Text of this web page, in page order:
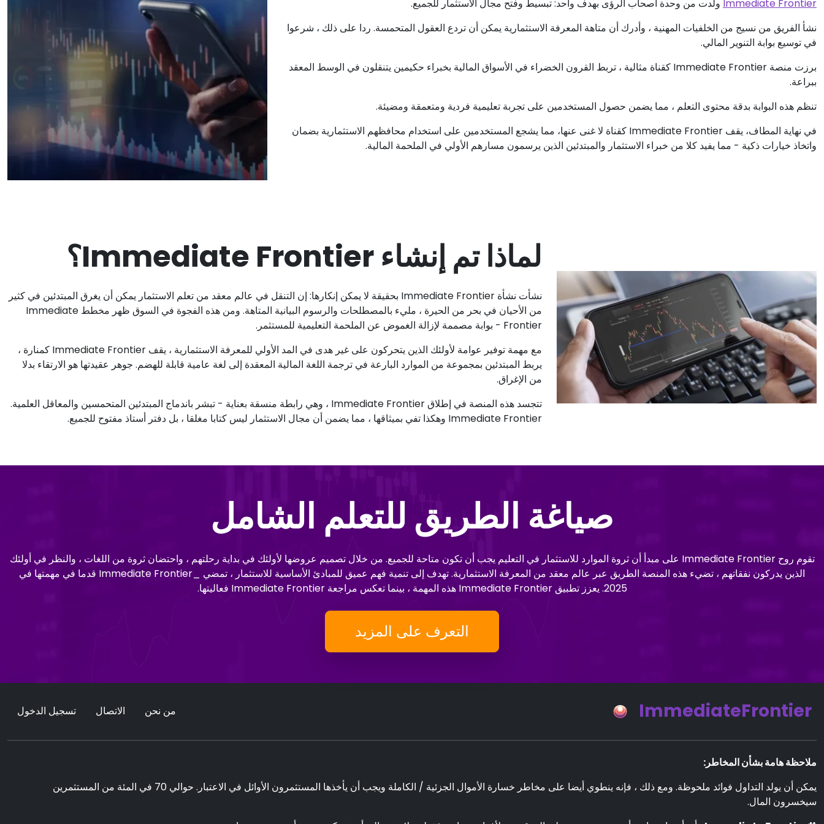
Immediate Frontier ولدت من وحدة أصحاب الرؤى بهدف واحد: تبسيط وفتح مجال الاستثمار للجميع.
نشأ الفريق من نسيج من الخلفيات المهنية ، وأدرك أن متاهة المعرفة الاستثمارية يمكن أن تردع العقول المتحمسة. ردا على ذلك ، شرعوا
في توسيع بوابة التنوير المالي.
برزت منصة Immediate Frontier كقناة مثالية ، تربط القرون الخضراء في الأسواق المالية بخبراء حكيمين يتنقلون في الوسط المعقد
ببراعة.
تنظم هذه البوابة بدقة محتوى التعلم ، مما يضمن حصول المستخدمين على تجربة تعليمية فردية ومتعمقة ومضيئة.
في نهاية المطاف، يقف Immediate Frontier كقناة لا غنى عنها، مما يشجع المستخدمين على استخدام محافظهم الاستثمارية بضمان
واتخاذ خيارات ذكية - مما يفيد كلا من خبراء الاستثمار والمبتدئين الذين يرسمون مسارهم الأولي في الملحمة المالية.
لماذا تم إنشاء Immediate Frontier؟
نشأت نشأة Immediate Frontier بحقيقة لا يمكن إنكارها: إن التنقل في عالم معقد من تعلم الاستثمار يمكن أن يغرق المبتدئين في كثير
من الأحيان في بحر من الحيرة ، مليء بالمصطلحات والرسوم البيانية المتاهة. ومن هذه الفجوة في السوق ظهر مخطط Immediate
Frontier - بوابة مصممة لإزالة الغموض عن الملحمة التعليمية للمستثمر.
مع مهمة توفير عوامة لأولئك الذين يتحركون على غير هدى في المد الأولي للمعرفة الاستثمارية ، يقف Immediate Frontier كمنارة ،
يربط المبتدئين بمجموعة من الموارد البارعة في ترجمة اللغة المالية المعقدة إلى لغة عامية قابلة للهضم. جوهر عقيدتها هو الارتقاء بدلا
من الإغراق.
تتجسد هذه المنصة في إطلاق Immediate Frontier ، وهي رابطة منسقة بعناية - تبشر باندماج المبتدئين المتحمسين والمعاقل العلمية.
Immediate Frontier وهكذا تفي بميثاقها ، مما يضمن أن مجال الاستثمار ليس كتابا مغلقا ، بل دفتر أستاذ مفتوح للجميع.
صياغة الطريق للتعلم الشامل
تقوم روح Immediate Frontier على مبدأ أن ثروة الموارد للاستثمار في التعليم يجب أن تكون متاحة للجميع. من خلال تصميم عروضها لأولئك في بداية رحلتهم ، واحتضان ثروة من اللغات ، والنظر في أولئك
الذين يدركون نفقاتهم ، تضيء هذه المنصة الطريق عبر عالم معقد من المعرفة الاستثمارية. تهدف إلى تنمية فهم عميق للمبادئ الأساسية للاستثمار ، تمضي _Immediate Frontier قدما في مهمتها في
2025. يعزز تطبيق Immediate Frontier هذه المهمة ، بينما تعكس مراجعة Immediate Frontier فعاليتها.
التعرف على المزيد
ImmediateFrontier من نحن الاتصال تسجيل الدخول
ملاحظة هامة بشأن المخاطر:
يمكن أن يولد التداول فوائد ملحوظة. ومع ذلك ، فإنه ينطوي أيضا على مخاطر خسارة الأموال الجزئية / الكاملة ويجب أن يأخذها المستثمرون الأوائل في الاعتبار. حوالي 70 في المئة من المستثمرين
سيخسرون المال.